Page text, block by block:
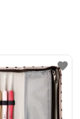
favorite